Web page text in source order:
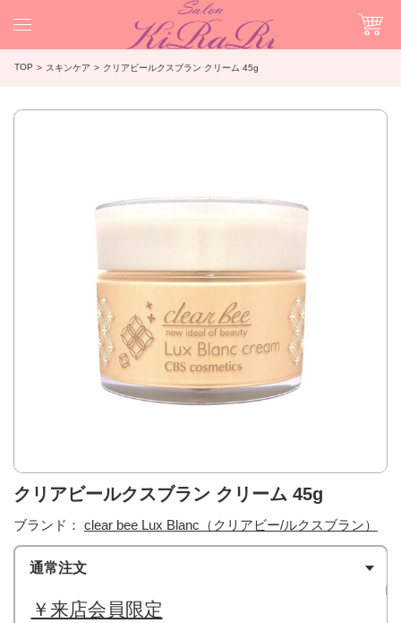
TOP スキンケア クリアビールクスブラン クリーム 45g
クリアビールクスブラン クリーム 45g
ブランド： clear bee Lux Blanc（クリアビー/ルクスブラン）
通常注文
￥来店会員限定